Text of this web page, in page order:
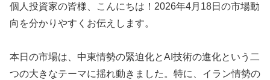
個人投資家の皆様、こんにちは！2026年4月18日の市場動
向を分かりやすくお伝えします。
本日の市場は、中東情勢の緊迫化とAI技術の進化という二
つの大きなテーマに揺れ動きました。特に、イラン情勢の